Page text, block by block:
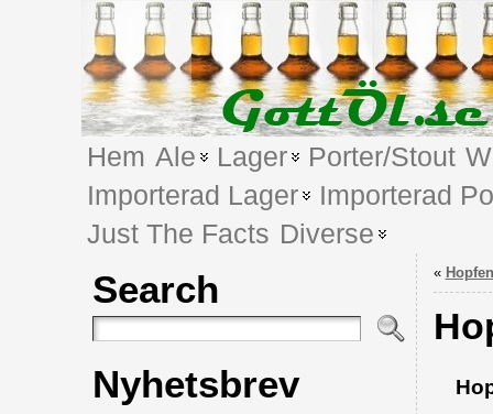
Hem Ale Lager Porter/Stout
Importerad Lager
Importerad
Just The Facts Diverse
Search
Nyhetsbrev
«